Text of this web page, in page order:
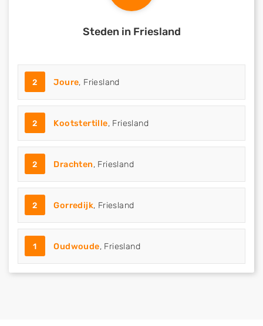
Steden in Friesland
2 Joure, Friesland
2 Kootstertille, Friesland
2 Drachten, Friesland
2 Gorredijk, Friesland
1 Oudwoude, Friesland